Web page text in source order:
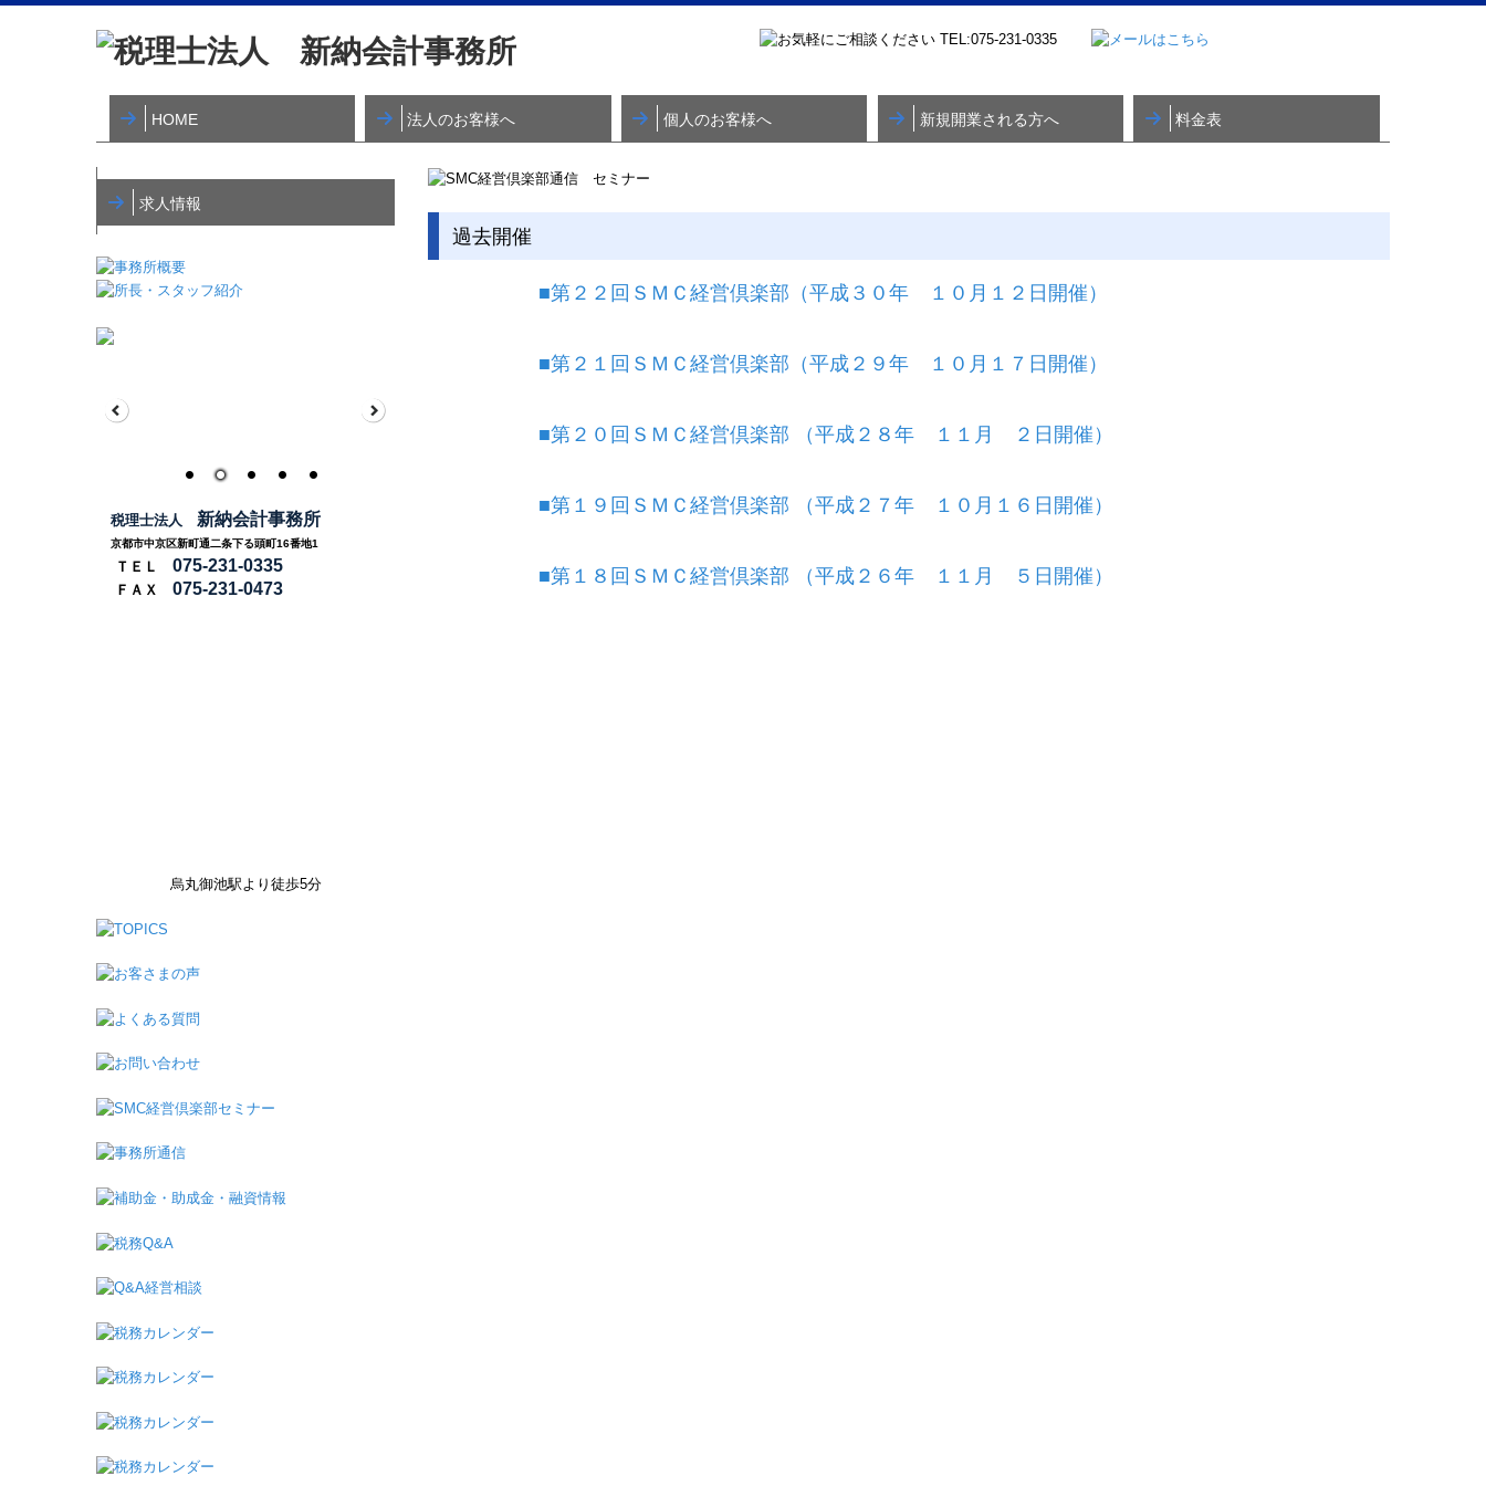
HOME 法人のお客様へ
税理士変更をお考えの方
個人のお客様へ 新規開業される方へ 料金表
求人情報
税理士法人 新納会計事務所
京都市中京区新町通二条下る頭町16番地1
ＴＥＬ 075-231-0335
ＦＡＸ 075-231-0473
烏丸御池駅より徒歩5分
過去開催
■第２２回ＳＭＣ経営倶楽部（平成３０年 １０月１２日開催）
■第２１回ＳＭＣ経営倶楽部（平成２９年 １０月１７日開催）
■第２０回ＳＭＣ経営倶楽部 （平成２８年 １１月 ２日開催）
■第１９回ＳＭＣ経営倶楽部 （平成２７年 １０月１６日開催）
■第１８回ＳＭＣ経営倶楽部 （平成２６年 １１月 ５日開催）